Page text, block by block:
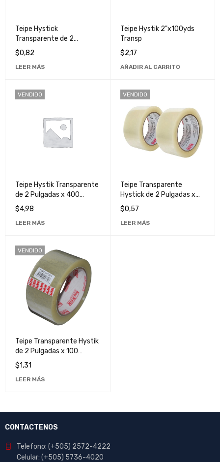
Teipe Hystick
Transparente de 2
Pulgadas x 90 Yardas -
Cinta Adhesiva de Alta
Calidad
$0,82
LEER MÁS
Teipe Hystik 2"x100yds
Transp
$2,17
AÑADIR AL CARRITO
VENDIDO
Teipe Hystik Transparente
de 2 Pulgadas x 400
Yardas - Cinta Adhesiva
de Alta Calidad
$4,98
LEER MÁS
VENDIDO
Teipe Transparente
Hystick de 2 Pulgadas x
40 Yardas - Cinta
Adhesiva Resistente y
Duradera
$0,57
LEER MÁS
VENDIDO
Teipe Transparente Hystik
de 2 Pulgadas x 100
Yardas - Cinta Adhesiva
de Alta Calidad
$1,31
LEER MÁS
CONTACTENOS
Telefono: (+505) 2572-4222
Celular: (+505) 5736-4020